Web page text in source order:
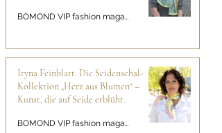
BOMOND VIP fashion magazine
Iryna Feinblatt. Die Seidenschal-
Kollektion „Herz aus Blumen“ –
Kunst, die auf Seide erblüht.
BOMOND VIP fashion magazine